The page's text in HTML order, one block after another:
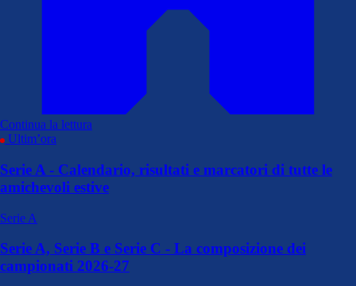
Continua la lettura
Ultim’ora
Serie A - Calendario, risultati e marcatori di tutte le
amichevoli estive
Serie A
Serie A, Serie B e Serie C - La composizione dei
campionati 2026-27